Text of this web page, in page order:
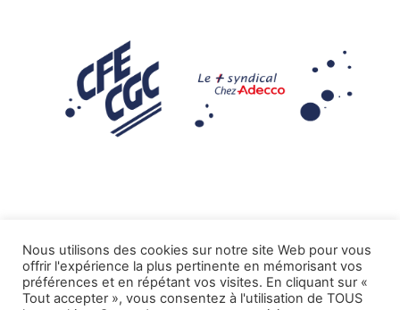
Mentions légales
Nous utilisons des cookies sur notre site Web pour vous
offrir l'expérience la plus pertinente en mémorisant vos
préférences et en répétant vos visites. En cliquant sur «
Tout accepter », vous consentez à l'utilisation de TOUS